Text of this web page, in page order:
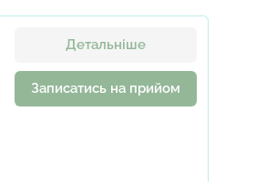
Детальніше
Записатись на прийом